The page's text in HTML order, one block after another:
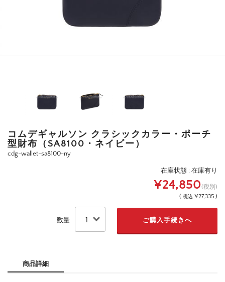
コムデギャルソン クラシックカラー・ポーチ
型財布（SA8100・ネイビー）
cdg-wallet-sa8100-ny
在庫状態 : 在庫有り
¥24,850(税別)
( 税込 ¥27,335 )
数量
商品詳細